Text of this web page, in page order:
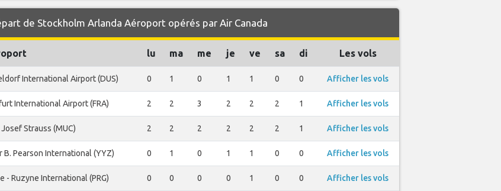
de Stockholm Arlanda Aéroport opérés par Air Canada
lu ma me je ve sa di Les vols
International Airport (DUS) 0 1 0 1 1 0 0 Afficher les vols
International Airport (FRA) 2 2 3 2 2 2 1 Afficher les vols
Strauss (MUC) 2 2 2 2 2 2 1 Afficher les vols
B. Pearson International (YYZ) 0 1 0 1 1 0 0 Afficher les vols
- Ruzyne International (PRG) 0 0 0 0 1 0 0 Afficher les vols